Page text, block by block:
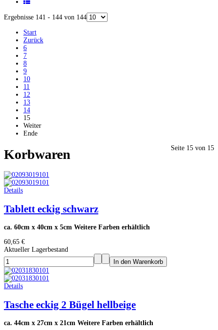
Ergebnisse 141 - 144 von 144
Start
Zurück
6
7
8
9
10
11
12
13
14
15
Weiter
Ende
Seite 15 von 15
Korbwaren
Details
Tablett eckig schwarz
ca. 60cm x 40cm x 5cm Weitere Farben erhältlich
60,65 €
Aktueller Lagerbestand
Details
Tasche eckig 2 Bügel hellbeige
ca. 44cm x 27cm x 21cm Weitere Farben erhältlich